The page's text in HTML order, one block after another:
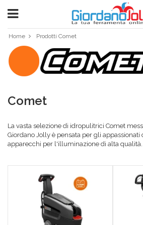
Home Prodotti Comet
Comet
La vasta selezione di idropulitrici Comet
Giordano Jolly è pensata per gli
apparecchi per l'illuminazione di alta
nel tempo sinonImo di qualità e
essere uno dei più importanti rivenditori di
altri. Le idropulitrici Comet sono perfette per
domestico. Le alte prestazioni di questi
affidabilità e sicurezza anche per l'utilizzo
offerti da Giordano Jolly mirano a garantire